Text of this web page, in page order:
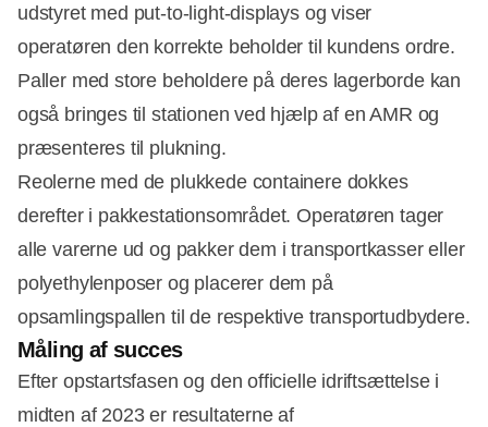
udstyret med put-to-light-displays og viser
operatøren den korrekte beholder til kundens ordre.
Paller med store beholdere på deres lagerborde kan
også bringes til stationen ved hjælp af en AMR og
præsenteres til plukning.
Reolerne med de plukkede containere dokkes
derefter i pakkestationsområdet. Operatøren tager
alle varerne ud og pakker dem i transportkasser eller
polyethylenposer og placerer dem på
opsamlingspallen til de respektive transportudbydere.
Måling af succes
Efter opstartsfasen og den officielle idriftsættelse i
midten af 2023 er resultaterne af